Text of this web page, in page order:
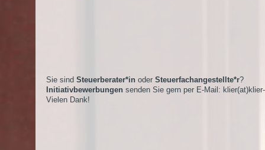
Sie sind Steuerberater*in oder Steuerfachangestellte*r?
Initiativbewerbungen senden Sie gern per E-Mail:
Vielen Dank!